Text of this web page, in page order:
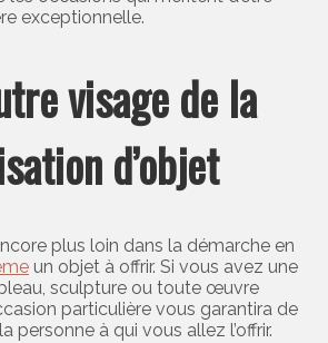
exceptionnelle.
visage de la
d’objet
plus loin dans la démarche en
un objet à offrir. Si vous avez une
sculpture ou toute œuvre
particulière vous garantira de
personne à qui vous allez l’offrir.